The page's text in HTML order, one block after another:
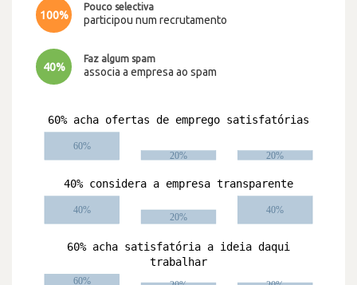
100%
Pouco selectiva
participou num recrutamento
40%
Faz algum spam
associa a empresa ao spam